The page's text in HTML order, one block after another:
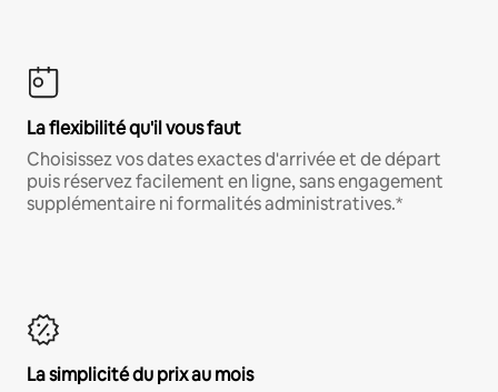
La flexibilité qu'il vous faut
Choisissez vos dates exactes d'arrivée et de départ
puis réservez facilement en ligne, sans engagement
supplémentaire ni formalités administratives.*
La simplicité du prix au mois